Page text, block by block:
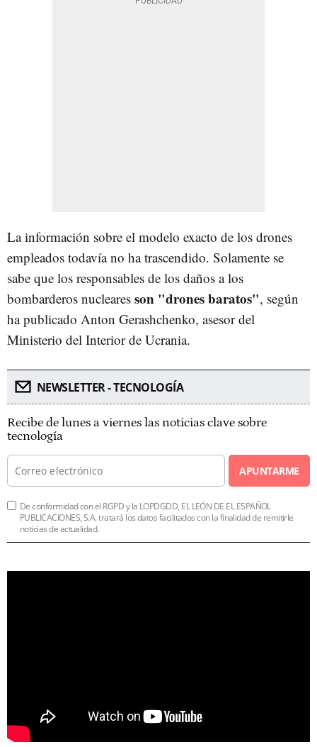
La información sobre el modelo exacto de los drones
empleados todavía no ha trascendido. Solamente se
sabe que los responsables de los daños a los
bombarderos nucleares son "drones baratos", según
ha publicado Anton Gerashchenko, asesor del
Ministerio del Interior de Ucrania.
NEWSLETTER - TECNOLOGÍA
Recibe de lunes a viernes las noticias clave sobre
tecnología
APUNTARME
De conformidad con el RGPD y la LOPDGDD, EL LEÓN DE EL ESPAÑOL
PUBLICACIONES, S.A. tratará los datos facilitados con la finalidad de remitirle
noticias de actualidad.